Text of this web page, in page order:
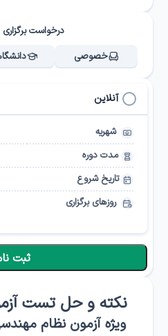
نکته و حل تست
ویژه آزمون نظام
درخواست
خصوصی
آنلاین
شهریه
مدت دوره
تاریخ شروع
روزهای برگزاری
ثبت